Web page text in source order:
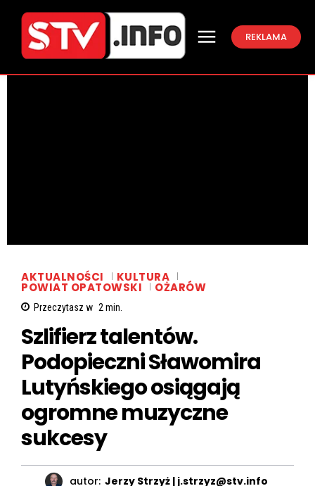
REKLAMA
AKTUALNOŚCI KULTURA
POWIAT OPATOWSKI OŻARÓW
Przeczytasz w 2min.
Szlifierz talentów.
Podopieczni Sławomira
Lutyńskiego osiągają
ogromne muzyczne
sukcesy
autor: Jerzy Strzyż | j.strzyz@stv.info